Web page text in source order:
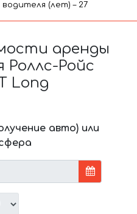
(лет) – 27
аренды
Ройс
Long
авто) или